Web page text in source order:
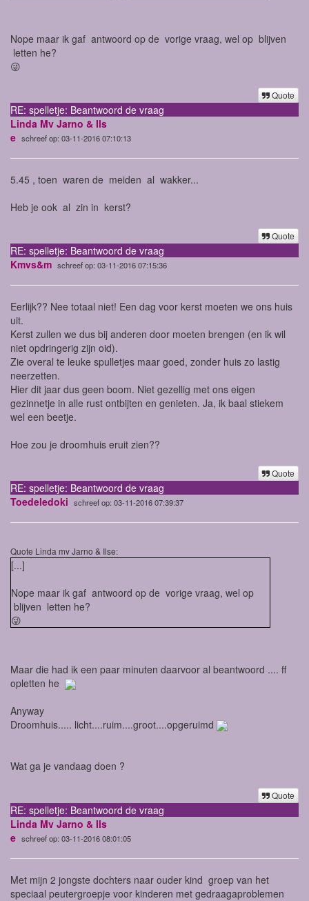
Nope maar ik gaf antwoord op de vorige vraag, wel op blijven
letten he?
😜
Quote
RE: spelletje: Beantwoord de vraag
Linda Mv Jarno & Ils
e schreef op: 03-11-2016 07:10:13
5.45 , toen waren de meiden al wakker...
Heb je ook al zin in kerst?
Quote
RE: spelletje: Beantwoord de vraag
Kmvs&m schreef op: 03-11-2016 07:15:36
Eerlijk?? Nee totaal niet! Een dag voor kerst moeten we ons huis
uit.
Kerst zullen we dus bij anderen door moeten brengen (en ik wil
niet opdringerig zijn oid).
Zie overal te leuke spulletjes maar goed, zonder huis zo lastig
neerzetten.
Hier dit jaar dus geen boom. Niet gezellig met ons eigen
gezinnetje in alle rust ontbijten en genieten. Ja, ik baal stiekem
wel een beetje.
Hoe zou je droomhuis eruit zien??
Quote
RE: spelletje: Beantwoord de vraag
Toedeledoki schreef op: 03-11-2016 07:39:37
Quote Linda mv Jarno & Ilse:
[...]
Nope maar ik gaf antwoord op de vorige vraag, wel op
blijven letten he?
😜
Maar die had ik een paar minuten daarvoor al beantwoord .... ff
opletten he
Anyway
Droomhuis..... licht....ruim....groot....opgeruimd
Wat ga je vandaag doen ?
Quote
RE: spelletje: Beantwoord de vraag
Linda Mv Jarno & Ils
e schreef op: 03-11-2016 08:01:05
Met mijn 2 jongste dochters naar ouder kind groep van het
speciaal peutergroepje voor kinderen met gedraagaproblemen